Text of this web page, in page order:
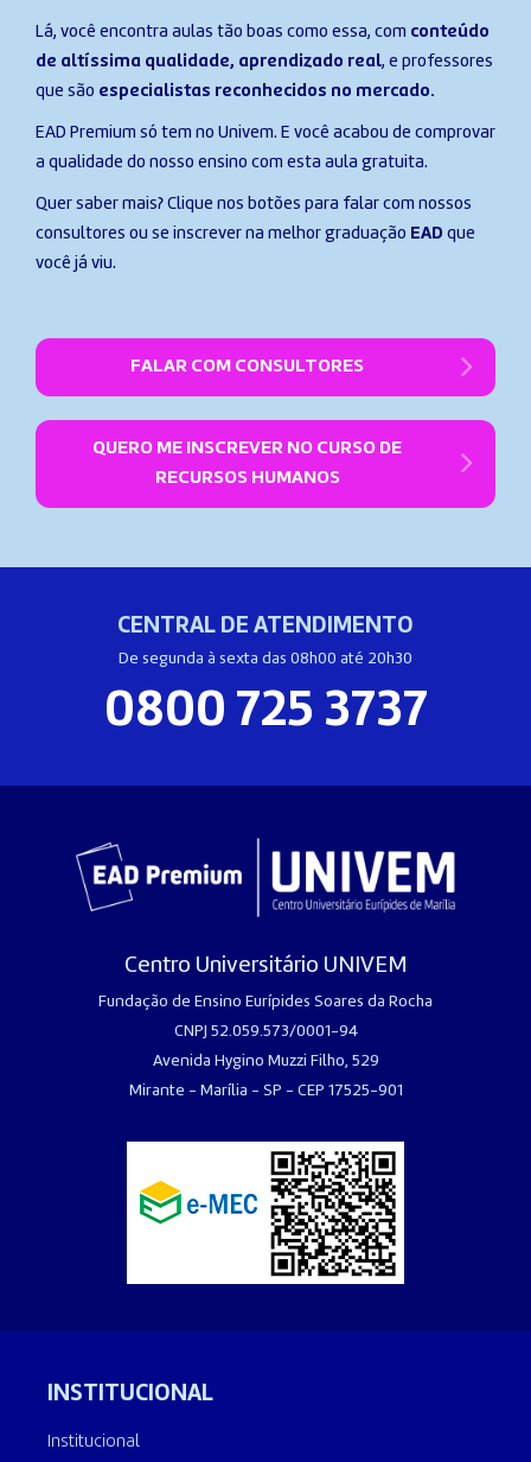
Lá, você encontra aulas tão boas como essa, com conteúdo
de altíssima qualidade, aprendizado real, e professores
que são especialistas reconhecidos no mercado.
EAD Premium só tem no Univem. E você acabou de comprovar
a qualidade do nosso ensino com esta aula gratuita.
Quer saber mais? Clique nos botões para falar com nossos
consultores ou se inscrever na melhor graduação EAD que
você já viu.
FALAR COM CONSULTORES
QUERO ME INSCREVER NO CURSO DE
RECURSOS HUMANOS
CENTRAL DE ATENDIMENTO
De segunda à sexta das 08h00 até 20h30
0800 725 3737
Centro Universitário UNIVEM
Fundação de Ensino Eurípides Soares da Rocha
CNPJ 52.059.573/0001-94
Avenida Hygino Muzzi Filho, 529
Mirante - Marília - SP - CEP 17525-901
INSTITUCIONAL
Institucional